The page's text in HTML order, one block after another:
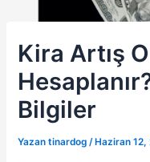
Kira Artış
Bilgiler
Yazan tinardog/Haziran 12,